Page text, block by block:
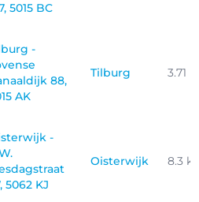
5015 BC
-
88,
AK
Tilburg 3.71
-
5062 KJ
Oisterwijk 8.3